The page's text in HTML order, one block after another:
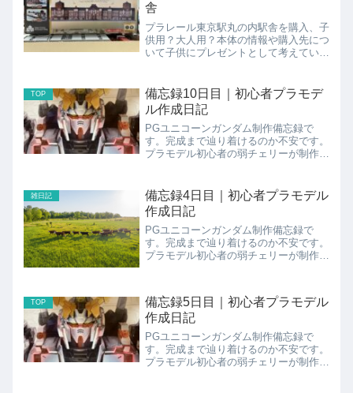
舎
プラレール東京駅丸の内駅舎を購入、子
供用？大人用？本体の情報や購入先につ
いて子供にプレゼントとして考えている
です。
TOP
備忘録10日目｜初心者プラモデ
ル作成日記
PGユニコーンガンダム制作備忘録で
す。完成まで辿り着けるのか不安です。
プラモデル初心者の弱チェリーが制作中
ただけると幸いです。
雑日記
備忘録4日目｜初心者プラモデル
作成日記
PGユニコーンガンダム制作備忘録で
す。完成まで辿り着けるのか不安です。
プラモデル初心者の弱チェリーが制作中
ただけると幸いです。
TOP
備忘録5日目｜初心者プラモデル
作成日記
PGユニコーンガンダム制作備忘録で
す。完成まで辿り着けるのか不安です。
プラモデル初心者の弱チェリーが制作中